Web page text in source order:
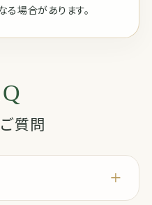
る場合があります。
質問